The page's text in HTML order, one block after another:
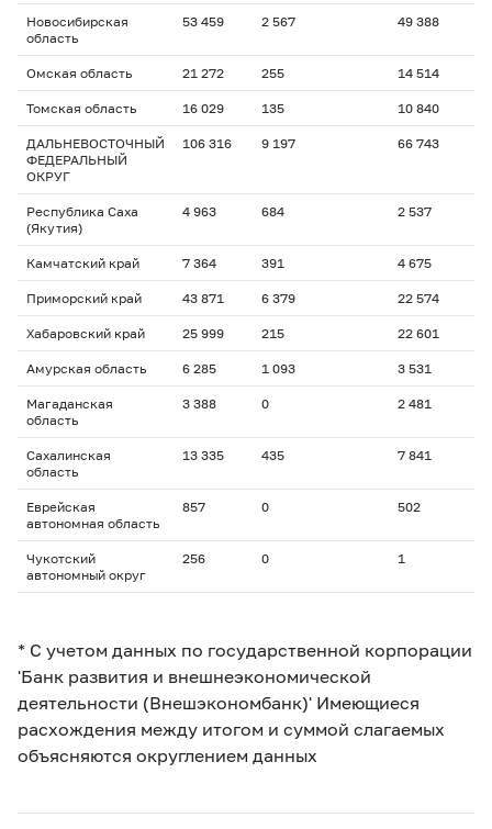
Новосибирская
область
53 459 2 567 49 388
Омская область 21 272 255 14 514
Томская область 16 029 135 10 840
ДАЛЬНЕВОСТОЧНЫЙ
ФЕДЕРАЛЬНЫЙ
ОКРУГ
106 316 9 197 66 743
Республика Саха
(Якутия)
4 963 684 2 537
Камчатский край 7 364 391 4 675
Приморский край 43 871 6 379 22 574
Хабаровский край 25 999 215 22 601
Амурская область 6 285 1 093 3 531
Магаданская
область
3 388 0 2 481
Сахалинская
область
13 335 435 7 841
Еврейская
автономная область
857 0 502
Чукотский
автономный округ
256 0 1
* С учетом данных по государственной корпорации
'Банк развития и внешнеэкономической
деятельности (Внешэкономбанк)' Имеющиеся
расхождения между итогом и суммой слагаемых
объясняются округлением данных